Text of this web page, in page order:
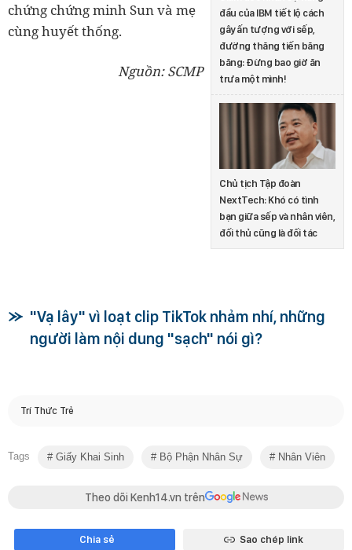
đầu của IBM tiết lộ cách
gây ấn tượng với sếp,
đường thăng tiến băng
băng: Đừng bao giờ ăn
trưa một mình!
Chủ tịch Tập đoàn
NextTech: Khó có tình
bạn giữa sếp và nhân viên,
đối thủ cũng là đối tác
chứng chứng minh Sun và mẹ
cùng huyết thống.
Nguồn: SCMP
"Vạ lây" vì loạt clip TikTok nhảm nhí, những
người làm nội dung "sạch" nói gì?
Trí Thức Trẻ
Tags Giấy Khai Sinh Bộ Phận Nhân Sự Nhân Viên
Theo dõi Kenh14.vn trên
Chia sẻ Sao chép link